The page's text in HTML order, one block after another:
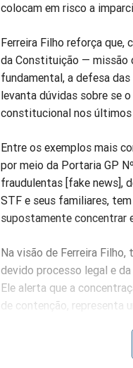
colocam em risco a
Ferreira Filho reforça que,
da Constituição — missão
fundamental, a defesa
levanta dúvidas sobre se
constitucional nos
Entre os exemplos mais
por meio da Portaria GP
fraudulentas [fake news],
STF e seus familiares,
supostamente concentrar
Na visão de Ferreira
devido processo legal e
Ele alerta que a
de contenção, representa
O jurista também reitera
de proteção das normas